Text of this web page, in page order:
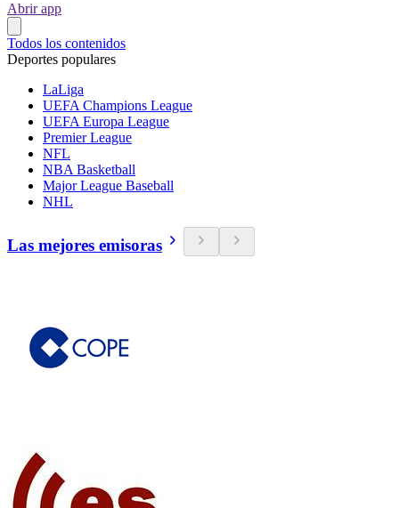
Abrir app
Todos los contenidos
Deportes populares
LaLiga
UEFA Champions League
UEFA Europa League
Premier League
NFL
NBA Basketball
Major League Baseball
NHL
Las mejores emisoras